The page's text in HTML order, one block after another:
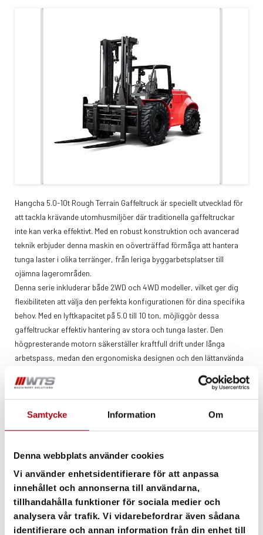
Samtycke Information Om
Denna webbplats använder cookies
Vi använder enhetsidentifierare för att anpassa
innehållet och annonserna till användarna,
tillhandahålla funktioner för sociala medier och
analysera vår trafik. Vi vidarebefordrar även sådana
identifierare och annan information från din enhet till
Hangcha 5.0-10t Rough Terrain Gaffeltruck är speciellt utvecklad för
att tackla krävande utomhusmiljöer där traditionella gaffeltruckar
inte kan verka effektivt. Med en robust konstruktion och avancerad
teknik erbjuder denna maskin en oöverträffad förmåga att hantera
tunga laster i olika terränger, från leriga byggarbetsplatser till
ojämna lagerområden.
Denna serie inkluderar både 2WD och 4WD modeller, vilket ger dig
flexibiliteten att välja den perfekta konfigurationen för dina specifika
behov. Med en lyftkapacitet på 5.0 till 10 ton, möjliggör dessa
gaffeltruckar effektiv hantering av stora och tunga laster. Den
högpresterande motorn säkerställer kraftfull drift under långa
arbetspass, medan den ergonomiska designen och den lättanvända
operatörerna.
Oavsett om du arbetar i byggbranschen, skogsbruket, eller annan
industri som kräver robust materialhantering, är Hangcha 5.0-10t
Rough Terrain Gaffeltruck ett pålitligt val som levererar konsekvent
komponenter och en konstruktion som är gjord för att motstå de
mest krävande förhållandena. Upplev den ultimata kombinationen av
styrka, precision och pålitlighet med Hangcha.
EXCEPTIONELL TERRÄNGGÅNGFÖRMÅGA
Med både 2WD och 4WD-konfigurationer erbjuder denna rough